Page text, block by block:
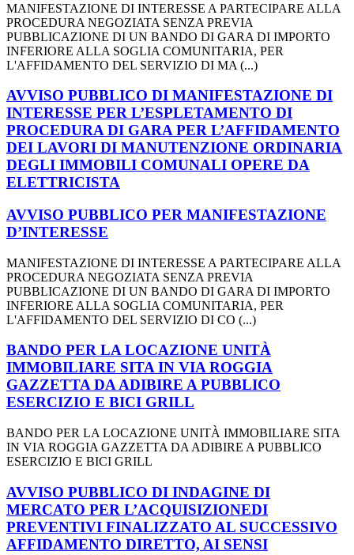
MANIFESTAZIONE DI INTERESSE A PARTECIPARE ALLA
PROCEDURA NEGOZIATA SENZA PREVIA
PUBBLICAZIONE DI UN BANDO DI GARA DI IMPORTO
INFERIORE ALLA SOGLIA COMUNITARIA, PER
L'AFFIDAMENTO DEL SERVIZIO DI MA (...)
AVVISO PUBBLICO DI MANIFESTAZIONE DI
INTERESSE PER L’ESPLETAMENTO DI
PROCEDURA DI GARA PER L’AFFIDAMENTO
DEI LAVORI DI MANUTENZIONE ORDINARIA
DEGLI IMMOBILI COMUNALI OPERE DA
ELETTRICISTA
AVVISO PUBBLICO PER MANIFESTAZIONE
D’INTERESSE
MANIFESTAZIONE DI INTERESSE A PARTECIPARE ALLA
PROCEDURA NEGOZIATA SENZA PREVIA
PUBBLICAZIONE DI UN BANDO DI GARA DI IMPORTO
INFERIORE ALLA SOGLIA COMUNITARIA, PER
L'AFFIDAMENTO DEL SERVIZIO DI CO (...)
BANDO PER LA LOCAZIONE UNITÀ
IMMOBILIARE SITA IN VIA ROGGIA
GAZZETTA DA ADIBIRE A PUBBLICO
ESERCIZIO E BICI GRILL
BANDO PER LA LOCAZIONE UNITÀ IMMOBILIARE SITA
IN VIA ROGGIA GAZZETTA DA ADIBIRE A PUBBLICO
ESERCIZIO E BICI GRILL
AVVISO PUBBLICO DI INDAGINE DI
MERCATO PER L’ACQUISIZIONEDI
PREVENTIVI FINALIZZATO AL SUCCESSIVO
AFFIDAMENTO DIRETTO, AI SENSI